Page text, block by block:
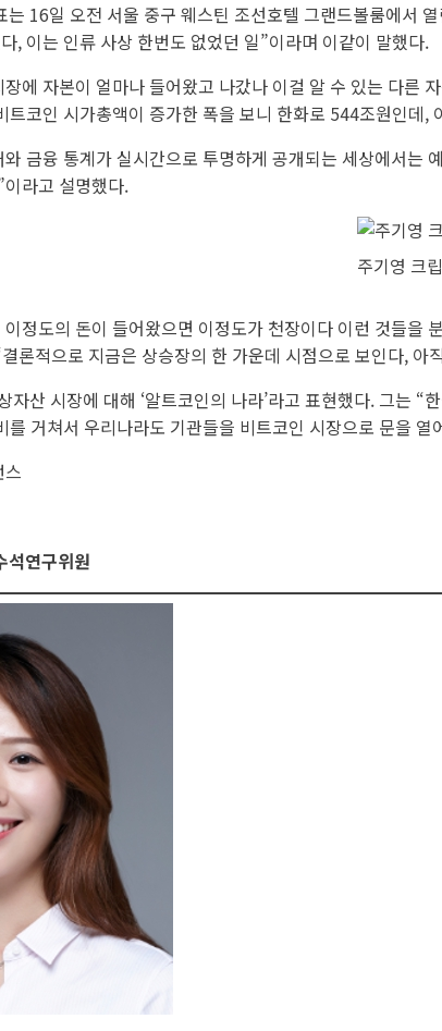
는 16일 오전 서울 중구 웨스틴 조선호텔 그랜드볼룸에서
, 이는 인류 사상 한번도 없었던 일”이라며 이같이 말했다.
에 자본이 얼마나 들어왔고 나갔나 이걸 알 수 있는 다른
트코인 시가총액이 증가한 폭을 보니 한화로 544조원인
금융 통계가 실시간으로 투명하게 공개되는 세상에서
라고 설명했다.
주기영 크
정도의 돈이 들어왔으면 이정도가 천장이다 이런 것들
론적으로 지금은 상승장의 한 가운데 시점으로 보인다,
자산 시장에 대해 ‘알트코인의 나라’라고 표현했다. 그는
를 거쳐서 우리나라도 기관들을 비트코인 시장으로 문을
석연구위원